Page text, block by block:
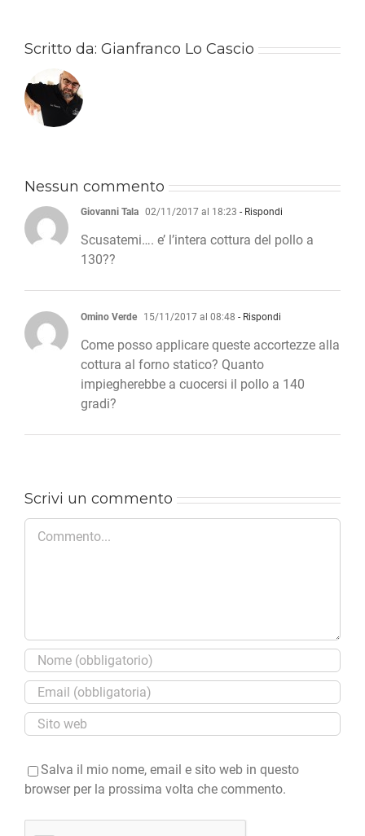
Scritto da: Gianfranco Lo Cascio
Nessun commento
Giovanni Tala 02/11/2017 al 18:23 - Rispondi
Scusatemi…. e’ l’intera cottura del pollo a
130??
Omino Verde 15/11/2017 al 08:48 - Rispondi
Come posso applicare queste accortezze alla
cottura al forno statico? Quanto
impiegherebbe a cuocersi il pollo a 140
gradi?
Scrivi un commento
Salva il mio nome, email e sito web in questo
browser per la prossima volta che commento.